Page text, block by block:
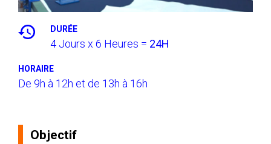
DURÉE
4 Jours x 6 Heures = 24H
HORAIRE
De 9h à 12h et de 13h à 16h
Objectif